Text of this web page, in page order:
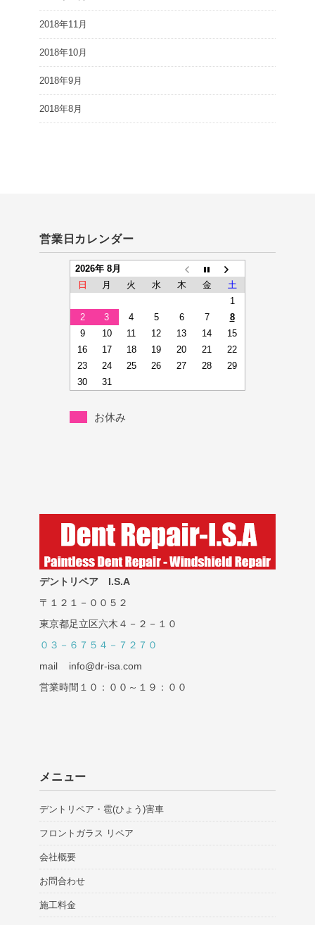
2018年11月
2018年10月
2018年9月
2018年8月
営業日カレンダー
2026年 8月
日
月 火 水 木 金
土
1
2
3 4 5 6 7
8
9
10 11 12 13 14
15
16
17 18 19 20 21
22
23
24 25 26 27 28
29
30
31
お休み
デントリペア I.S.A
〒１２１－００５２
東京都足立区六木４－２－１０
０３－６７５４－７２７０
mail info@dr-isa.com
営業時間１０：００～１９：００
メニュー
デントリペア・雹(ひょう)害車
フロントガラス リペア
会社概要
お問合わせ
施工料金